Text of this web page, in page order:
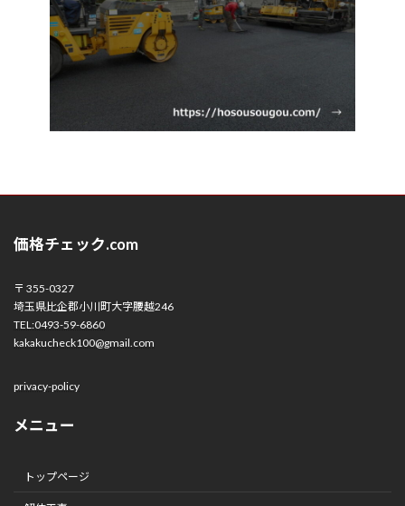
価格チェック.com
〒 355-0327
埼玉県比企郡小川町大字腰越246
TEL:0493-59-6860
kakakucheck100@gmail.com
privacy-policy
メニュー
トップページ